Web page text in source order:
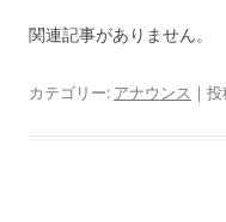
関連記事がありません。
カテゴリー: アナウンス | 投